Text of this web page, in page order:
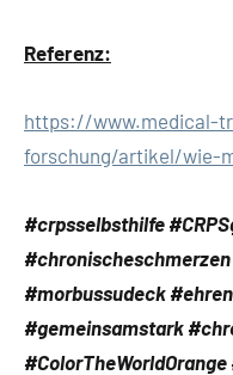
Referenz:
https://www.medical-
forschung/artikel/wie-
#crpsselbsthilfe
#morbussudeck
#gemeinsamstark
#ColorTheWorldOrange